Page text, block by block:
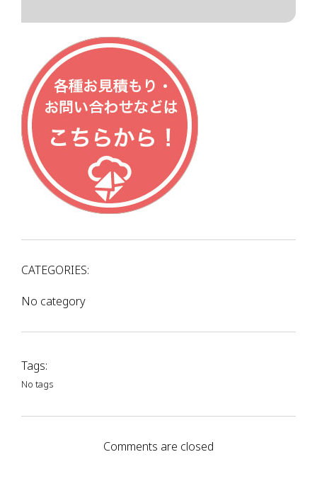
CATEGORIES:
No category
Tags:
No tags
Comments are closed